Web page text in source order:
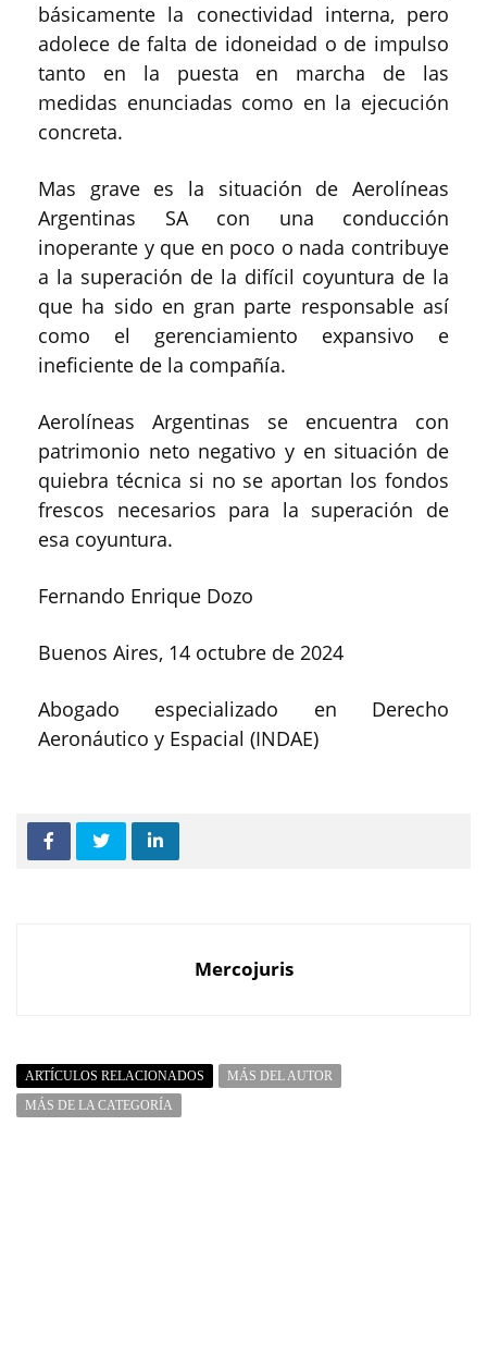
básicamente la conectividad interna, pero
adolece de falta de idoneidad o de impulso
tanto en la puesta en marcha de las
medidas enunciadas como en la ejecución
concreta.
Mas grave es la situación de Aerolíneas
Argentinas SA con una conducción
inoperante y que en poco o nada contribuye
a la superación de la difícil coyuntura de la
que ha sido en gran parte responsable así
como el gerenciamiento expansivo e
ineficiente de la compañía.
Aerolíneas Argentinas se encuentra con
patrimonio neto negativo y en situación de
quiebra técnica si no se aportan los fondos
frescos necesarios para la superación de
esa coyuntura.
Fernando Enrique Dozo
Buenos Aires, 14 octubre de 2024
Abogado especializado en Derecho
Aeronáutico y Espacial (INDAE)
Mercojuris
ARTÍCULOS RELACIONADOS
MÁS DEL AUTOR
MÁS DE LA CATEGORÍA